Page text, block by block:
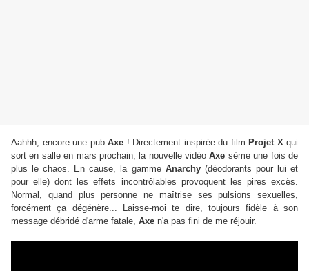
Aahhh, encore une pub Axe ! Directement inspirée du film Projet Xqui
sort en salle en mars prochain, la nouvelle vidéoAxe sème une fois de
plus le chaos. En cause, la gamme Anarchy(déodorants pour lui et
pour elle) dont les effets incontrôlables provoquent les pires excès.
Normal, quand plus personne ne maîtrise ses pulsions sexuelles,
forcément ça dégénère... Laisse-moi te dire, toujours fidèle à son
message débridé d'arme fatale, Axe n'a pas fini de me réjouir.